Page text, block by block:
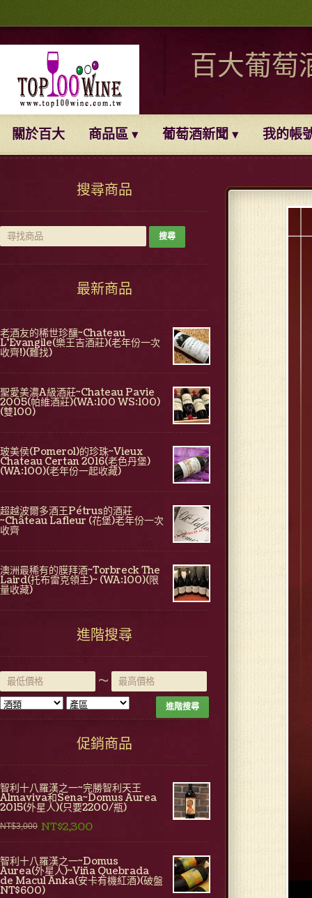
百大葡萄
關於百大 商品區 葡萄酒新聞 我的帳
搜尋商品
最新商品
老酒友的稀世珍釀~Chateau
L'Evangile(樂王吉酒莊)(老年份一次
收齊!)(難找)
聖愛美濃A級酒莊~Chateau Pavie
2005(帕維酒莊)(WA:100 WS:100)
(雙100)
玻美侯(Pomerol)的珍珠~Vieux
Chateau Certan 2016(老色丹堡)
(WA:100)(老年份一起收藏)
超越波爾多酒王Pétrus的酒莊
~Château Lafleur (花堡)老年份一次
收齊
澳洲最稀有的膜拜酒~Torbreck The
Laird(托布雷克領主)~ (WA:100)(限
量收藏)
進階搜尋
~
進階搜尋
促銷商品
智利十八羅漢之一~完勝智利天王
Almaviva和Sena~Domus Aurea
2015(外星人)(只要2200/瓶)
NT$3,000 NT$2,300
智利十八羅漢之一~Domus
Aurea(外星人)~Viña Quebrada
de Macul Anka(安卡有機紅酒)(破盤
NT$600)